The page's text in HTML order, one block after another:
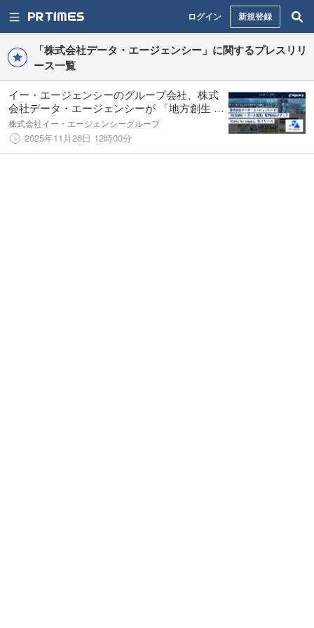
ログイン 新規登録
「株式会社データ・エージェンシー」に関するプレスリリ
ース一覧
イー・エージェンシーのグループ会社、株式
会社データ・エージェンシーが 「地方創生 ×
データ活用」専門Webメディア『Data for
Japan』をリリース
株式会社イー・エージェンシーグループ
2025年11月26日 12時00分